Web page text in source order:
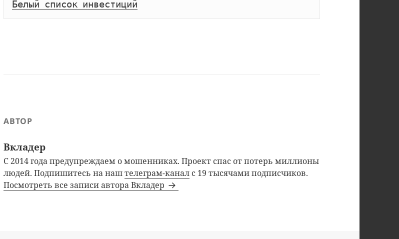
Белый список инвестиций
АВТОР
Вкладер
С 2014 года предупреждаем о мошенниках. Проект спас от потерь миллионы
людей. Подпишитесь на наштелеграм-канал с 19 тысячами подписчиков.
Посмотреть все записи автора Вкладер